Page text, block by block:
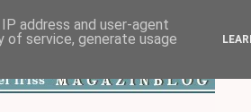
address and user-agent
of service, generate usage